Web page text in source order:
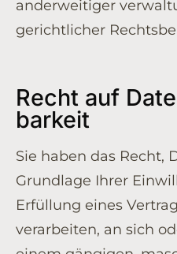
anderweitiger
gerichtlicher
Recht auf
barkeit
Sie haben das Recht,
Grundlage Ihrer
Erfüllung eines
verarbeiten, an sich